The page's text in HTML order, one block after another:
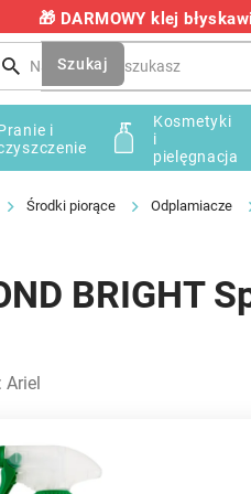
🎁 DARMOWY klej
Szukaj
i
Kosmetyki
i
pielęgnacja
Środki piorące Odplamiacze
BRIGHT
Ariel